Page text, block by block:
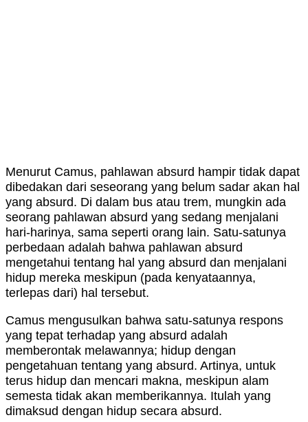
Menurut Camus, pahlawan absurd hampir tidak dapat
dibedakan dari seseorang yang belum sadar akan hal
yang absurd. Di dalam bus atau trem, mungkin ada
seorang pahlawan absurd yang sedang menjalani
hari-harinya, sama seperti orang lain. Satu-satunya
perbedaan adalah bahwa pahlawan absurd
mengetahui tentang hal yang absurd dan menjalani
hidup mereka meskipun (pada kenyataannya,
terlepas dari) hal tersebut.
Camus mengusulkan bahwa satu-satunya respons
yang tepat terhadap yang absurd adalah
memberontak melawannya; hidup dengan
pengetahuan tentang yang absurd. Artinya, untuk
terus hidup dan mencari makna, meskipun alam
semesta tidak akan memberikannya. Itulah yang
dimaksud dengan hidup secara absurd.